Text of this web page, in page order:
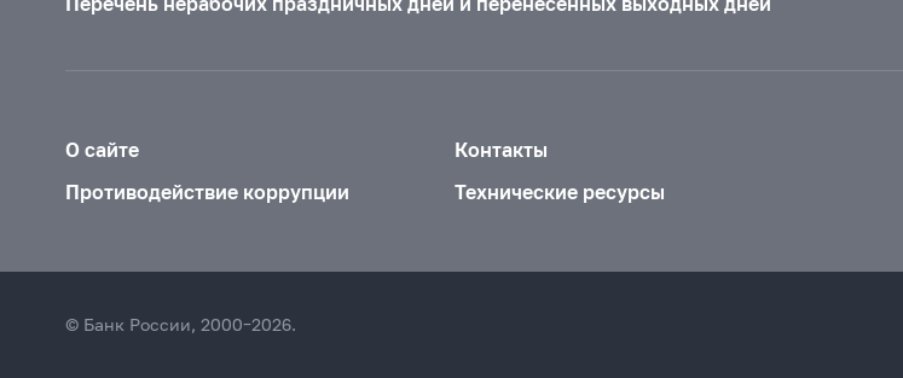
О сайте
Контакты
Противодействие коррупции
Технические ресурсы
© Банк России, 2000–2026.